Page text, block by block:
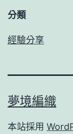
分類
經驗分享
夢境編織
本站採用